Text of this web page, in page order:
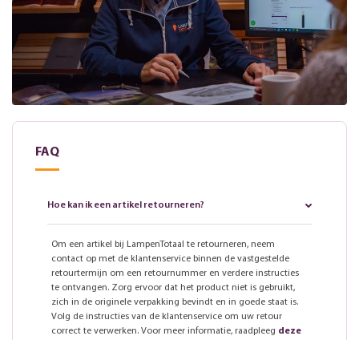
FAQ
Hoe kan ik een artikel retourneren?
Om een artikel bij LampenTotaal te retourneren, neem
contact op met de klantenservice binnen de vastgestelde
retourtermijn om een retournummer en verdere instructies
te ontvangen. Zorg ervoor dat het product niet is gebruikt,
zich in de originele verpakking bevindt en in goede staat is.
Volg de instructies van de klantenservice om uw retour
correct te verwerken. Voor meer informatie, raadpleeg deze